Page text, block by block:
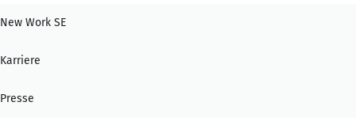
New Work SE
Karriere
Presse